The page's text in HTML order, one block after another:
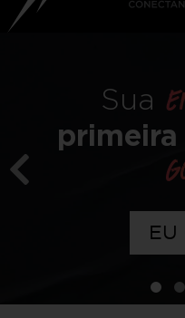
Sua
primeira
marcacom o
melhor